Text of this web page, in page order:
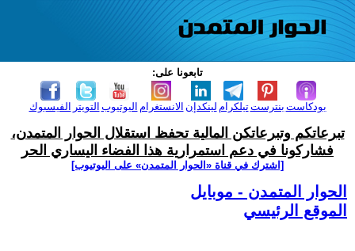
تابعونا على:
الفيسبوك التويتر اليوتيوب الانستغرام لينكدإن تيلكرامبنترست بودكاست
تبرعاتكم وتبرعاتكن المالية تحفظ استقلال الحوار المتمدن،
فشاركونا في دعم استمرارية هذا الفضاء اليساري الحر
[اشترك في قناة ‫«الحوار المتمدن» على اليوتيوب]
الحوار المتمدن - موبايل
الموقع الرئيسي